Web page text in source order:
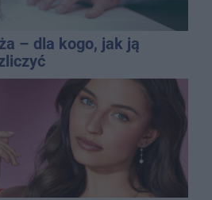
– dla kogo, jak ją